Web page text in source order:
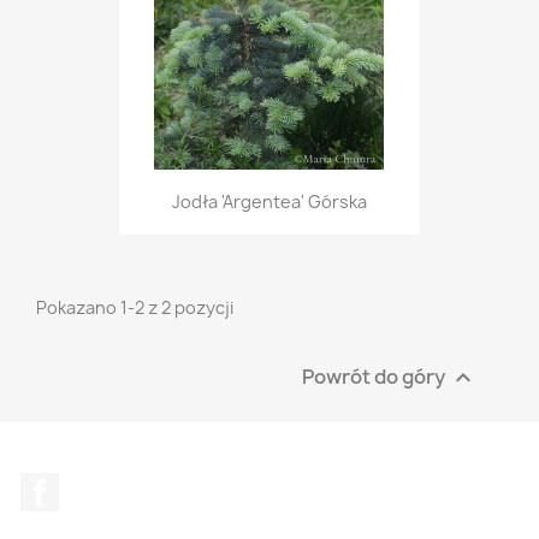
Jodła 'Argentea' Górska
Pokazano 1-2 z 2 pozycji
Powrót do góry 